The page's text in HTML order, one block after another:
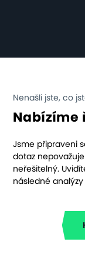
Nenašli jste, co
Nabízíme
Jsme připraveni
dotaz
neřešitelný.
následné